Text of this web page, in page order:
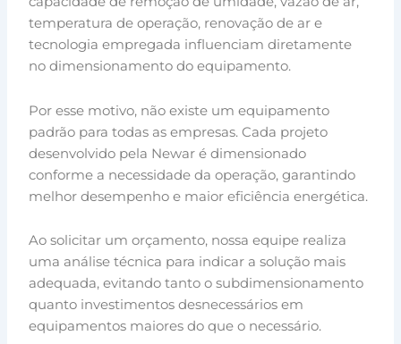
temperatura de operação, renovação de ar e
tecnologia empregada influenciam diretamente
no dimensionamento do equipamento.
Por esse motivo, não existe um equipamento
padrão para todas as empresas. Cada projeto
desenvolvido pela Newar é dimensionado
conforme a necessidade da operação, garantindo
melhor desempenho e maior eficiência energética.
Ao solicitar um orçamento, nossa equipe realiza
uma análise técnica para indicar a solução mais
adequada, evitando tanto o subdimensionamento
quanto investimentos desnecessários em
equipamentos maiores do que o necessário.